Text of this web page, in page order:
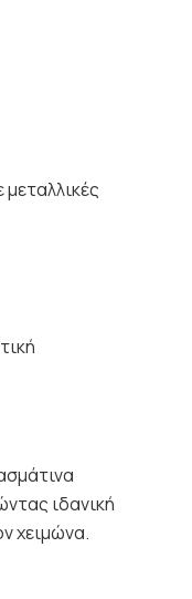
ιδανική
χειμώνα.